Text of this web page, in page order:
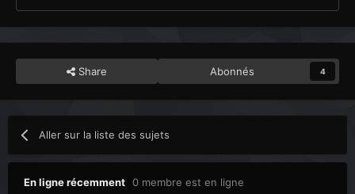
Share Abonnés 4
Aller sur la liste des sujets
En ligne récemment 0 membre est en ligne